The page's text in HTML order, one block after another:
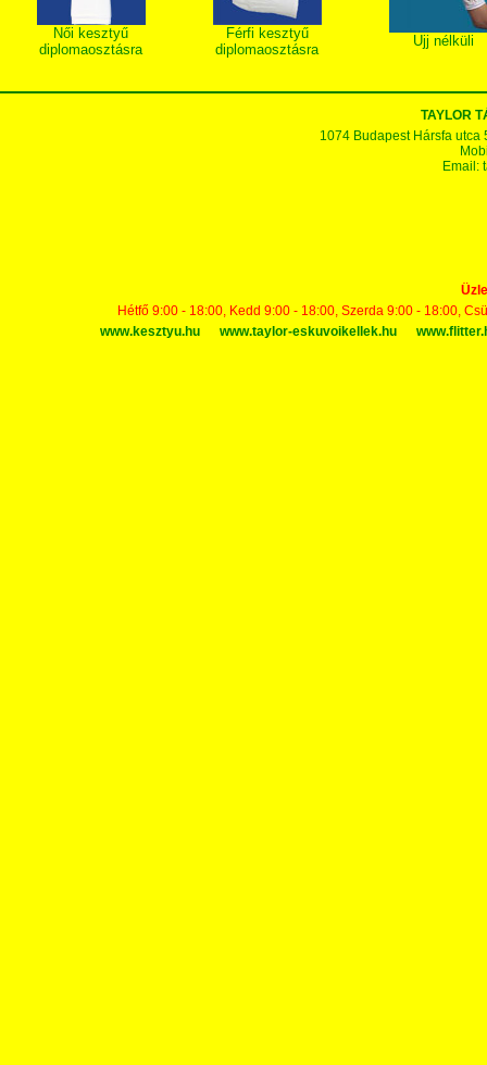
Női kesztyű
diplomaosztásra
Férfi kesztyű
diplomaosztásra
Ujj nélküli
TAYLOR
1074 Budapest Hársfa utca
Email:
Hétfő 9:00 - 18:00, Kedd 9:00 - 18:00, Szerda 9:00 - 18:00,
www.kesztyu.hu
www.taylor-eskuvoikellek.hu